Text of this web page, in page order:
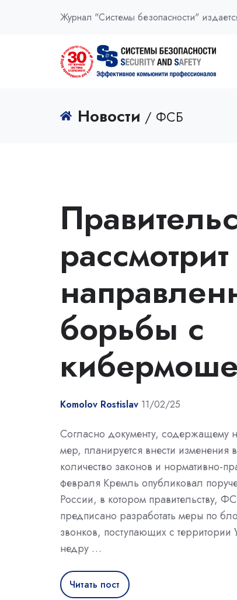
Журнал "Системы безопасности"
Новости / ФСБ
борьбы с
Komolov Rostislav 11/02/25
Согласно документу, содержащему
мер, планируется внести изменения
количество законов и нормативно-
февраля Кремль опубликовал
России, в котором правительству,
предписано разработать меры по
звонков, поступающих с территории
недру …
Читать пост